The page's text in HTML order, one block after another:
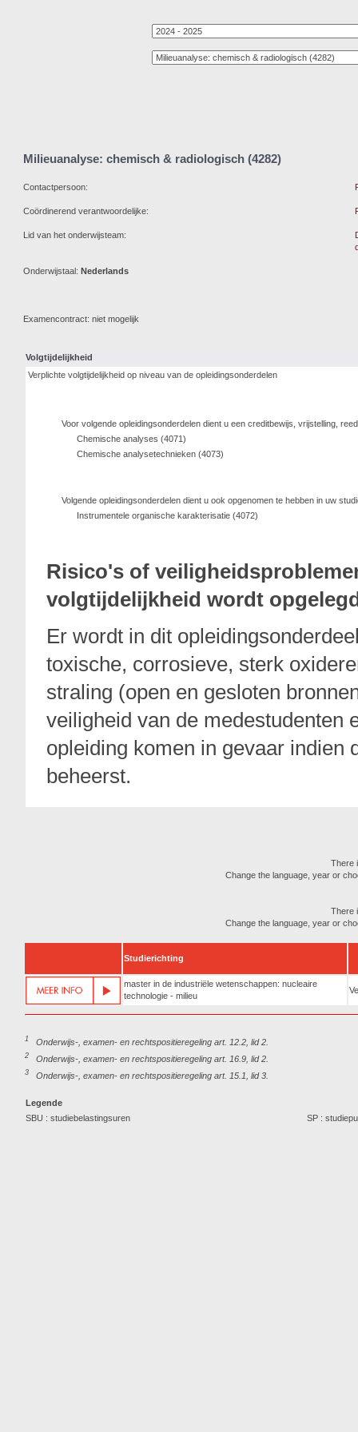
Milieuanalyse: chemisch & radiologisch (4282)
Contactpersoon:
Coördinerend verantwoordelijke:
Lid van het onderwijsteam:
Onderwijstaal: Nederlands
Examencontract: niet mogelijk
Volgtijdelijkheid
Verplichte volgtijdelijkheid op niveau van de opleidingsonderdelen
Voor volgende opleidingsonderdelen dient u een creditbewijs, vrijstelling,
Chemische analyses (4071)
Chemische analysetechnieken (4073)
Volgende opleidingsonderdelen dient u ook opgenomen te hebben in uw
Instrumentele organische karakterisatie (4072)
Risico's of
volgtijdelijkheid wordt
Er wordt in dit
toxische, corrosieve, sterk
straling (open en gesloten
veiligheid van de medestudenten
opleiding komen in gevaar indien
beheerst.
There
Change the language, year or
There
Change the language, year or
Studierichting
master in de industriële wetenschappen: nucleaire
technologie - milieu
1 Onderwijs-, examen- en rechtspositieregeling art. 12.2, lid 2.
2 Onderwijs-, examen- en rechtspositieregeling art. 16.9, lid 2.
3 Onderwijs-, examen- en rechtspositieregeling art. 15.1, lid 3.
Legende
SBU : studiebelastingsuren
SP :